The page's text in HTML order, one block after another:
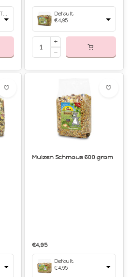
Gewicht : 1 kilo (THT 08-2026)
Default
€4,95
Muizen Schmaus 600 gram
€4,95
Default
€4,95